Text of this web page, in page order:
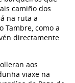
camiño dos
na ruta a
Tambre, como a
directamente
aos
viaxe na